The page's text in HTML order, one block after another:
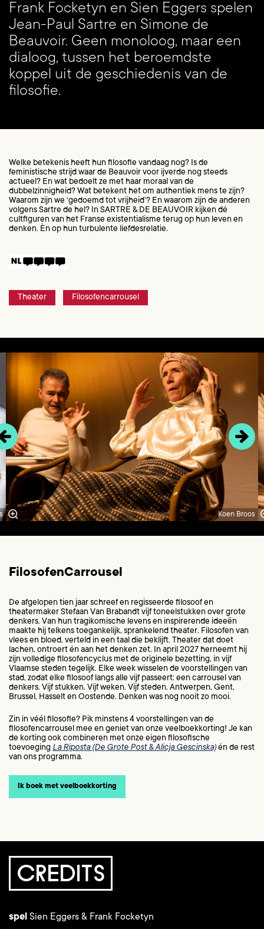
Frank Focketyn en Sien Eggers spelen
Jean-Paul Sartre en Simone de
Beauvoir. Geen monoloog, maar een
dialoog, tussen het beroemdste
koppel uit de geschiedenis van de
filosofie.
Welke betekenis heeft hun filosofie vandaag nog? Is de
feministische strijd waar de Beauvoir voor ijverde nog steeds
actueel? En wat bedoelt ze met haar moraal van de
dubbelzinnigheid? Wat betekent het om authentiek mens te zijn?
Waarom zijn we ‘gedoemd tot vrijheid’? En waarom zijn de anderen
volgens Sartre de hel? In SARTRE & DE BEAUVOIR kijken dé
cultfiguren van het Franse existentialisme terug op hun leven en
denken. Èn op hun turbulente liefdesrelatie.
Theater Filosofencarrousel
Overslaan
Koen Broos
FilosofenCarrousel
De afgelopen tien jaar schreef en regisseerde filosoof en
theatermaker Stefaan Van Brabandt vijf toneelstukken over grote
denkers. Van hun tragikomische levens en inspirerende ideeën
maakte hij telkens toegankelijk, sprankelend theater. Filosofen van
vlees en bloed, verteld in een taal die beklijft. Theater dat doet
lachen, ontroert én aan het denken zet. In april 2027 herneemt hij
zijn volledige filosofencyclus met de originele bezetting, in vijf
Vlaamse steden tegelijk. Elke week wisselen de voorstellingen van
stad, zodat elke filosoof langs alle vijf passeert: een carrousel van
denkers. Vijf stukken. Vijf weken. Vijf steden. Antwerpen, Gent,
Brussel, Hasselt en Oostende. Denken was nog nooit zo mooi.
Zin in véél filosofie? Pik minstens 4 voorstellingen van de
filosofencarrousel mee en geniet van onze veelboekkorting! Je kan
de korting ook combineren met onze eigen filosofische
toevoeging La Riposta (De Grote Post & Alicja Gescinska)én de rest
van ons programma.
Ik boek met veelboekkorting
CREDITS
spel Sien Eggers & Frank Focketyn